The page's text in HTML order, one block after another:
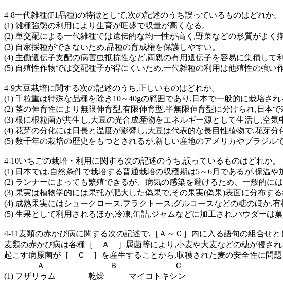
4-8一代雑種(F1品種)の特徴として,次の記述のうち誤っているものはどれか。
(1) 雑種強勢の利用により生育が旺盛で収量が高くなる。
(2) 単交配による一代雑種では遺伝的な均一性が高く,野菜などの形質がよく揃
(3) 自家採種ができないため,品種の育成権を保護しやすい。
(4) 主働遺伝子支配の病害虫抵抗性など,両親の有用遺伝子を容易に集積して
(5) 自殖性作物では交配種子が得にくいため,一代雑種の利用は他殖性の強い
4-9大豆栽培に関する次の記述のうち,正しいものはどれか。
(1) 千粒重は特殊な品種を除き10～40gの範囲であり,日本で一般的に栽培され
(2) 茎の伸育性により無限伸育型,有限伸育型,半無限伸育型に分けられ,日本
(3) 根に根粒菌が共生し,大豆の光合成産物をエネルギー源として生活し,空
(4) 花芽の分化には日長と温度が影響し,大豆は代表的な長目性植物で,花芽分
(5) 数千年の栽培の歴史をもつとされるが,新しい産地のアメリカやブラジル
4-10いちごの栽培・利用に関する次の記述のうち,誤っているものはどれか。
(1) 日本では,自然条件で栽培する普通栽培の収穫期は5～6月であるが,保温
(2) ランナーによっても繁殖できるが、病気の感染を避けるため、一般的に
(3) 果実は植物学的には果托が肥大した偽果で,その果実(偽果)表面に分布す
(4) 成熟果実にはシュークロース,フラクトース,グルコースなどの糖のほか,
(5) 生果として利用されるほか,冷凍,缶詰,ジャムなどに加工され,パウダーは
4-11麦類の赤かび病に関する次の記述で,［Ａ～Ｃ］内に入る語句の組合せと
麦類の赤かび病は各種［ Ａ ］属菌等により,小麦や大麦などの穂が侵さ
起こす病原菌が［ Ｃ ］を産生することから,収穫された麦の安全性に問題
Ａ Ｂ Ｃ
(1) フザリゥム 乾燥 マイコトキシン